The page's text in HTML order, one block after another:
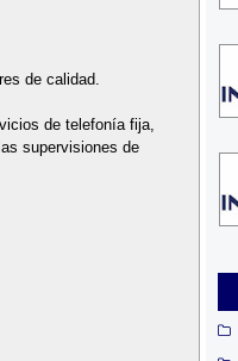
de calidad.
de telefonía fija,
supervisiones de